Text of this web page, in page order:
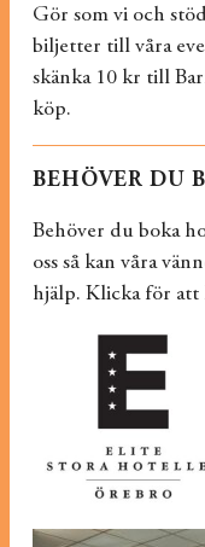
Gör som vi och
biljetter till våra
skänka 10 kr till
köp.
BEHÖVER DU
Behöver du boka
oss så kan våra
hjälp. Klicka för